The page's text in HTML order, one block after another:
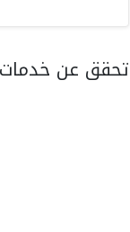
تحقق عن خدمات